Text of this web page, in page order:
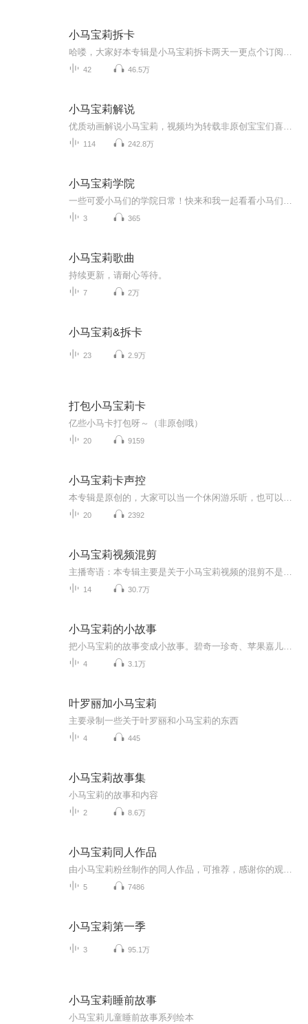
小马宝莉拆卡
42 46.5万
小马宝莉解说
114 242.8万
小马宝莉学院
3 365
小马宝莉歌曲
持续更新，请耐心等待。
7 2万
小马宝莉&拆卡
23 2.9万
打包小马宝莉卡
亿些小马卡打包呀～（非原创哦）
20 9159
小马宝莉卡声控
20 2392
小马宝莉视频混剪
14 30.7万
小马宝莉的小故事
4 3.1万
叶罗丽加小马宝莉
主要录制一些关于叶罗丽和小马宝莉的东西
4 445
小马宝莉故事集
小马宝莉的故事和内容
2 8.6万
小马宝莉同人作品
5 7486
小马宝莉第一季
3 95.1万
小马宝莉睡前故事
小马宝莉儿童睡前故事系列绘本